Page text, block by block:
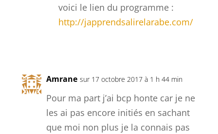
voici le lien du programme :
http://japprendsalirelarabe.com/
Amrane sur 17 octobre 2017 à 1 h 44 min
Pour ma part j’ai bcp honte car je ne
les ai pas encore initiés en sachant
que moi non plus je la connais pas